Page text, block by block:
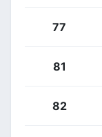
77
81
82